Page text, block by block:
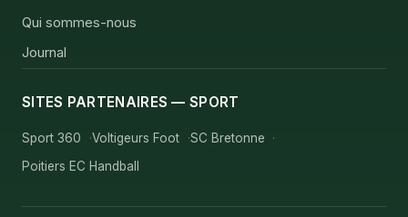
Qui sommes-nous
Journal
SITES PARTENAIRES — SPORT
Sport 360 Voltigeurs Foot
SC Bretonne
Poitiers EC Handball